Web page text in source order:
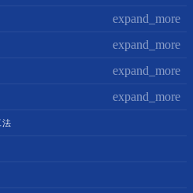
expand_more
expand_more
expand_more
expand_more
法